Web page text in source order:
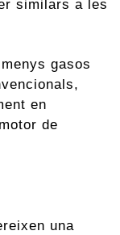
similars a les
gasos
en
de
una